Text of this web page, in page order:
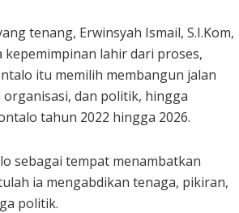
tenang, Erwinsyah Ismail, S.I.Kom,
kepemimpinan lahir dari proses,
itu memilih membangun jalan
dan politik, hingga
tahun 2022 hingga 2026.
sebagai tempat menambatkan
ia mengabdikan tenaga, pikiran,
politik.